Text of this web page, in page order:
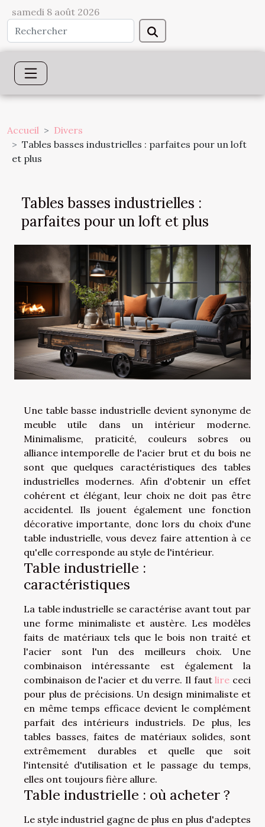
samedi 8 août 2026
Accueil
Divers
Tables basses industrielles : parfaites pour un loft
et plus
Tables basses industrielles :
parfaites pour un loft et plus
Une table basse industrielle devient synonyme de
meuble utile dans un intérieur moderne.
Minimalisme, praticité, couleurs sobres ou
alliance intemporelle de l'acier brut et du bois ne
sont que quelques caractéristiques des tables
industrielles modernes. Afin d'obtenir un effet
cohérent et élégant, leur choix ne doit pas être
accidentel. Ils jouent également une fonction
décorative importante, donc lors du choix d'une
table industrielle, vous devez faire attention à ce
qu'elle corresponde au style de l'intérieur.
Table industrielle :
caractéristiques
La table industrielle se caractérise avant tout par
une forme minimaliste et austère. Les modèles
faits de matériaux tels que le bois non traité et
l'acier sont l'un des meilleurs choix. Une
combinaison intéressante est également la
combinaison de l'acier et du verre. Il fautlire ceci
pour plus de précisions. Un design minimaliste et
en même temps efficace devient le complément
parfait des intérieurs industriels. De plus, les
tables basses, faites de matériaux solides, sont
extrêmement durables et quelle que soit
l'intensité d'utilisation et le passage du temps,
elles ont toujours fière allure.
Table industrielle : où acheter ?
Le style industriel gagne de plus en plus d'adeptes